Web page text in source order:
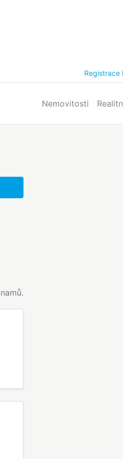
Registrace
Nemovitosti